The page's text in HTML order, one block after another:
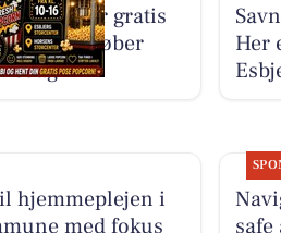
giver gratis
der køber
Her
hjemmeplejen i
med fokus